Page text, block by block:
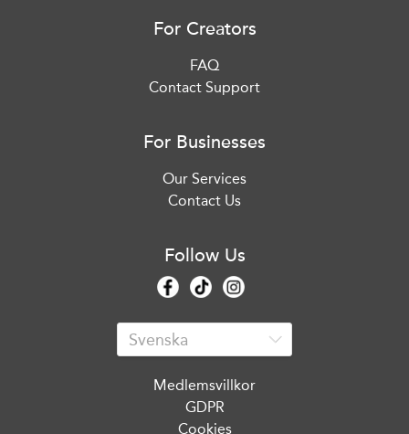
For Creators
FAQ
Contact Support
For Businesses
Our Services
Contact Us
Follow Us
Medlemsvillkor
GDPR
Cookies